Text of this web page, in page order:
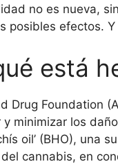
no es nueva,
posibles efectos.
está
Drug Foundation
minimizar los
oil’ (BHO),
cannabis, en